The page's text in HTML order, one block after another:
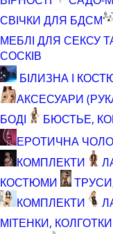
СВІЧКИ ДЛЯ БДСМ
МЕБЛІ ДЛЯ СЕКСУ
СОСКІВ
БІЛИЗНА І
АКСЕСУАРИ
БОДІ
БЮСТЬЕ,
ЕРОТИЧНА
КОМПЛЕКТИ
КОСТЮМИ
КОМПЛЕКТИ
МІТЕНКИ, КОЛГОТКИ